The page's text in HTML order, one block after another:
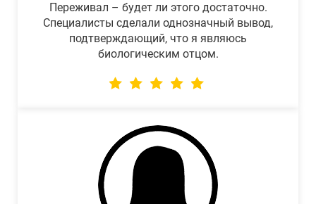
Переживал – будет ли этого достаточно.
Специалисты сделали однозначный вывод,
подтверждающий, что я являюсь
биологическим отцом.